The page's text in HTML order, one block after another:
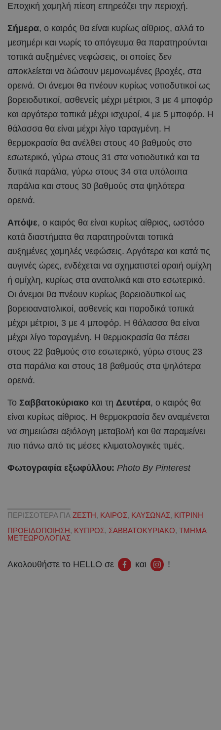
Εποχική χαμηλή πίεση επηρεάζει την περιοχή.
Σήμερα, ο καιρός θα είναι κυρίως αίθριος, αλλά το
μεσημέρι και νωρίς το απόγευμα θα παρατηρούνται
τοπικά αυξημένες νεφώσεις, οι οποίες δεν
αποκλείεται να δώσουν μεμονωμένες βροχές, στα
ορεινά. Οι άνεμοι θα πνέουν κυρίως νοτιοδυτικοί ως
βορειοδυτικοί, ασθενείς μέχρι μέτριοι, 3 με 4 μποφόρ
και αργότερα τοπικά μέχρι ισχυροί, 4 με 5 μποφόρ. Η
θάλασσα θα είναι μέχρι λίγο ταραγμένη. Η
θερμοκρασία θα ανέλθει στους 40 βαθμούς στο
εσωτερικό, γύρω στους 31 στα νοτιοδυτικά και τα
δυτικά παράλια, γύρω στους 34 στα υπόλοιπα
παράλια και στους 30 βαθμούς στα ψηλότερα
ορεινά.
Απόψε, ο καιρός θα είναι κυρίως αίθριος, ωστόσο
κατά διαστήματα θα παρατηρούνται τοπικά
αυξημένες χαμηλές νεφώσεις. Αργότερα και κατά τις
αυγινές ώρες, ενδέχεται να σχηματιστεί αραιή ομίχλη
ή ομίχλη, κυρίως στα ανατολικά και στο εσωτερικό.
Οι άνεμοι θα πνέουν κυρίως βορειοδυτικοί ως
βορειοανατολικοί, ασθενείς και παροδικά τοπικά
μέχρι μέτριοι, 3 με 4 μποφόρ. Η θάλασσα θα είναι
μέχρι λίγο ταραγμένη. Η θερμοκρασία θα πέσει
στους 22 βαθμούς στο εσωτερικό, γύρω στους 23
στα παράλια και στους 18 βαθμούς στα ψηλότερα
ορεινά.
Το Σαββατοκύριακο και τη Δευτέρα, ο καιρός θα
είναι κυρίως αίθριος. Η θερμοκρασία δεν αναμένεται
να σημειώσει αξιόλογη μεταβολή και θα παραμείνει
πιο πάνω από τις μέσες κλιματολογικές τιμές.
Φωτογραφία εξωφύλλου: Photo By Pinterest
ΠΕΡΙΣΣΟΤΕΡΑ ΓΙΑ ΖΕΣΤΗ, ΚΑΙΡΟΣ, ΚΑΥΣΩΝΑΣ, ΚΙΤΡΙΝΗ
ΠΡΟΕΙΔΟΠΟΙΗΣΗ, ΚΥΠΡΟΣ, ΣΑΒΒΑΤΟΚΥΡΙΑΚΟ, ΤΜΗΜΑ
ΜΕΤΕΩΡΟΛΟΓΙΑΣ
Ακολουθήστε το HELLO σε και !